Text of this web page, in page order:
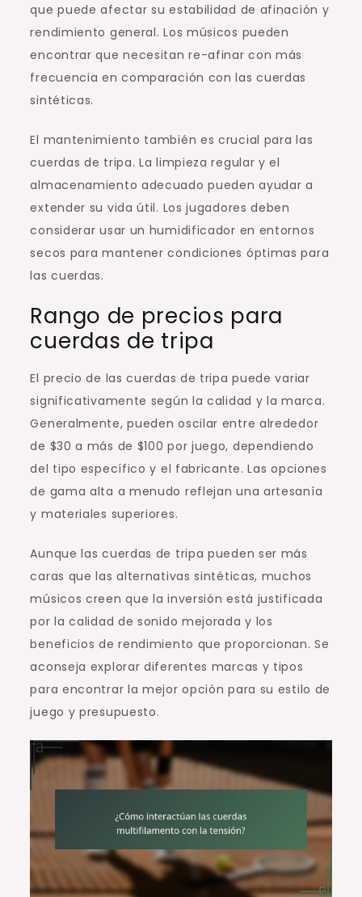
que puede afectar su estabilidad de afinación y
rendimiento general. Los músicos pueden
encontrar que necesitan re-afinar con más
frecuencia en comparación con las cuerdas
sintéticas.
El mantenimiento también es crucial para las
cuerdas de tripa. La limpieza regular y el
almacenamiento adecuado pueden ayudar a
extender su vida útil. Los jugadores deben
considerar usar un humidificador en entornos
secos para mantener condiciones óptimas para
las cuerdas.
Rango de precios para
cuerdas de tripa
El precio de las cuerdas de tripa puede variar
significativamente según la calidad y la marca.
Generalmente, pueden oscilar entre alrededor
de $30 a más de $100 por juego, dependiendo
del tipo específico y el fabricante. Las opciones
de gama alta a menudo reflejan una artesanía
y materiales superiores.
Aunque las cuerdas de tripa pueden ser más
caras que las alternativas sintéticas, muchos
músicos creen que la inversión está justificada
por la calidad de sonido mejorada y los
beneficios de rendimiento que proporcionan. Se
aconseja explorar diferentes marcas y tipos
para encontrar la mejor opción para su estilo de
juego y presupuesto.